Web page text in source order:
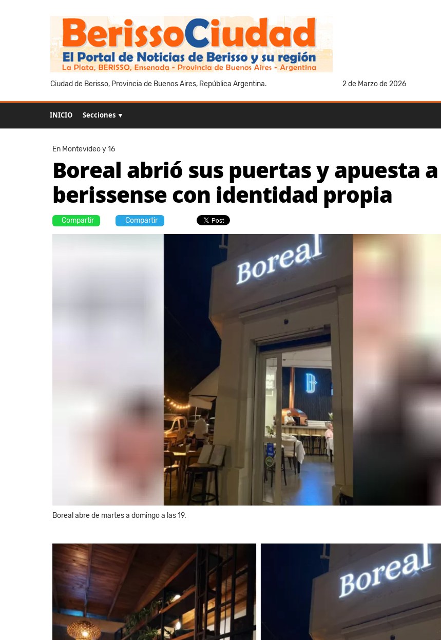
Ciudad de Berisso, Provincia de Buenos Aires, República Argentina. 2 de Marzo de 2026
INICIO Secciones ▼
En Montevideo y 16
Boreal abrió sus puertas y apuesta
berissense con identidad propia
Compartir Compartir
Boreal abre de martes a domingo a las 19.